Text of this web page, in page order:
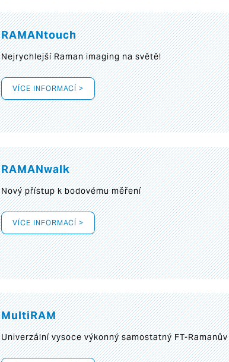
RAMANtouch
Nejrychlejší Raman imaging na světě!
VÍCE INFORMACÍ >
RAMANwalk
Nový přístup k bodovému měření
VÍCE INFORMACÍ >
MultiRAM
Univerzální vysoce výkonný samostatný FT-